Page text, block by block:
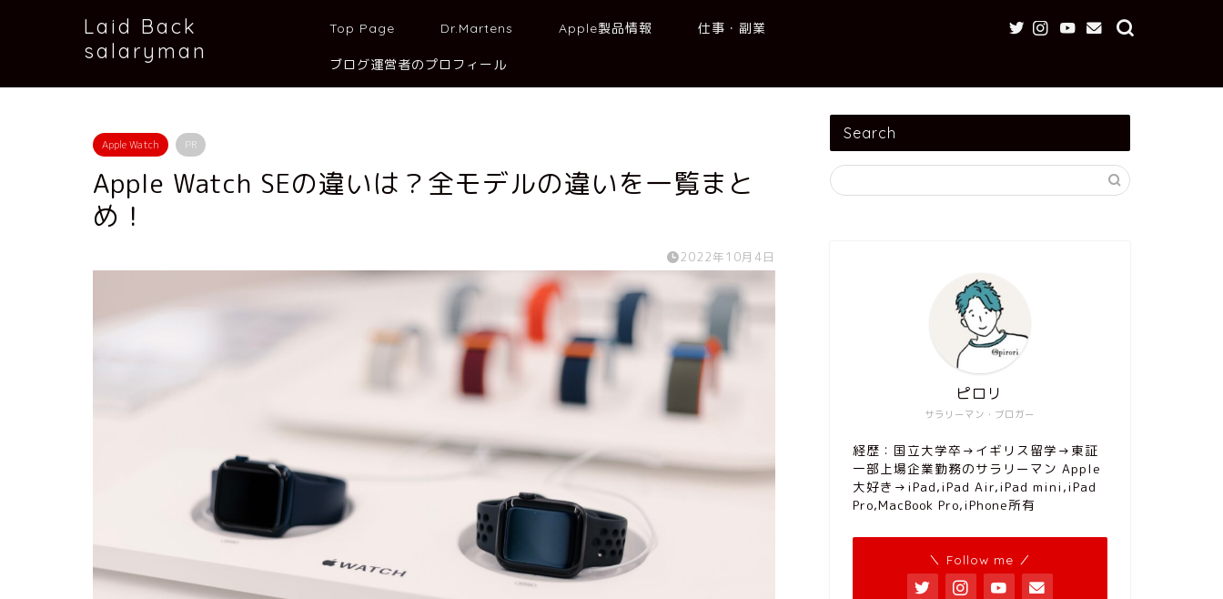
Laid Back
salaryman
Top Page Dr.Martens Apple製品情報 仕事・副業
ブログ運営者のプロフィール
Apple Watch PR
Apple Watch SEの違いは？全モデルの違いを一覧まと
め！
2022年10月4日
Search
サラリーマン・ブロガー
ピロリ
経歴：国立大学卒→イギリス留学→東証
一部上場企業勤務のサラリーマン Apple
大好き→iPad,iPad Air,iPad mini,iPad
Pro,MacBook Pro,iPhone所有
＼ Follow me ／